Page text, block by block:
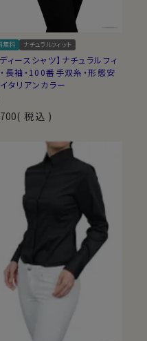
無料 ナチュラルフィット
ディースシャツ】ナチュラルフィ
・長袖・100番手双糸・形態安
イタリアンカラー
税込